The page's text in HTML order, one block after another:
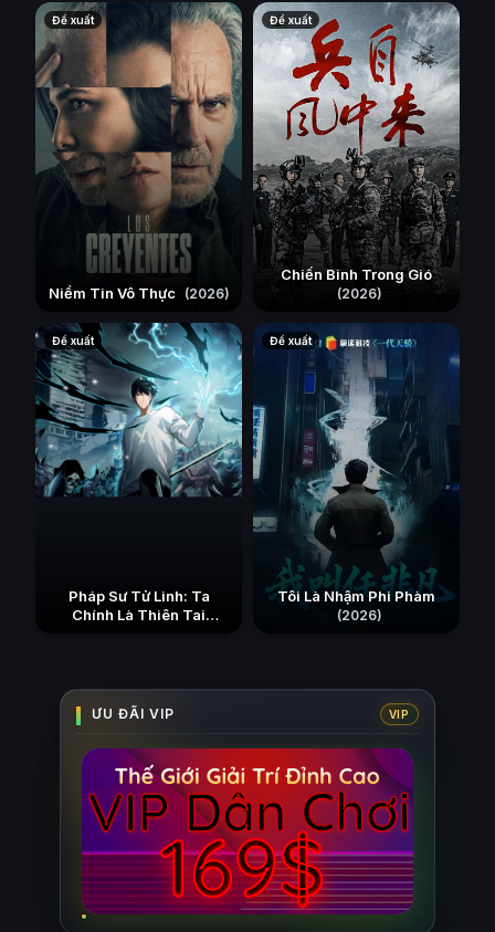
Đề xuất
Niềm Tin Vô Thực (2026)
Đề xuất
Chiến Binh Trong Gió
(2026)
Đề xuất
Pháp Sư Tử Linh: Ta
Chính Là Thiên Tai
Đề xuất
Tôi Là Nhậm Phi Phàm
(2026)